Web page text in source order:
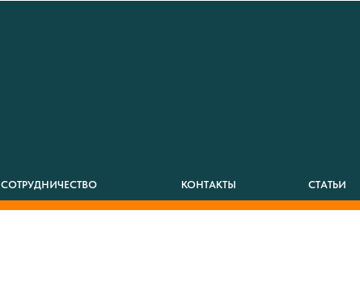
СТАТЬИ
КОНТАКТЫ
СОТРУДНИЧЕСТВО